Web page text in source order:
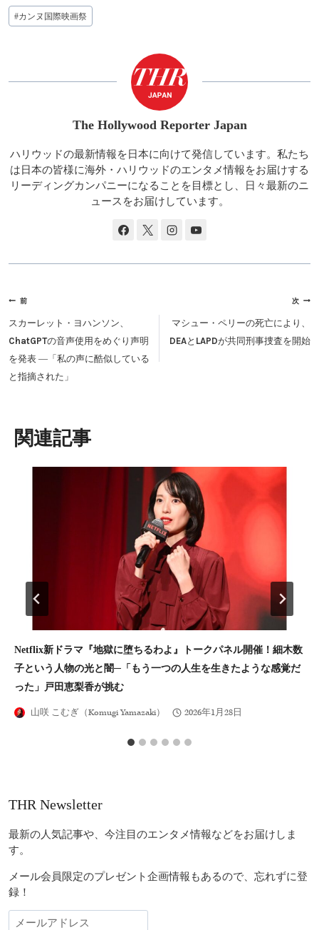
投
稿
#カンヌ国際映画祭
The Hollywood Reporter Japan
ハリウッドの最新情報を日本に向けて発信しています。私たち
は日本の皆様に海外・ハリウッドのエンタメ情報をお届けする
リーディングカンパニーになることを目標とし、日々最新のニ
ュースをお届けしています。
投
稿
ナ
ビ
ゲ
ョ
ン
前
スカーレット・ヨハンソン、
ChatGPTの音声使用をめぐり声明
を発表 ―「私の声に酷似している
と指摘された」
次
マシュー・ペリーの死亡により、
DEAとLAPDが共同刑事捜査を開始
類似投稿
Netflix新ドラマ『地獄に堕ちるわよ』トークパネル開催！細木数
子という人物の光と闇─「もう一つの人生を生きたような感覚だ
った」戸田恵梨香が挑む
山咲 こむぎ（Komugi Yamazaki） 2026年1月28日
THR Newsletter
最新の人気記事や、今注目のエンタメ情報などをお届けしま
す。
メール会員限定のプレゼント企画情報もあるので、忘れずに登
録！